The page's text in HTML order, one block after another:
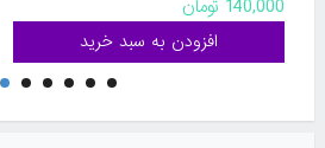
140,000 تومان